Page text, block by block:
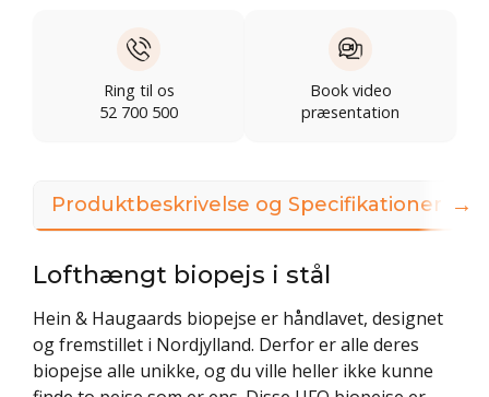
Ring til os
52 700 500
Book video
præsentation
Produktbeskrivelse og Specifikationer
Lofthængt biopejs i stål
Hein & Haugaards biopejse er håndlavet, designet
og fremstillet i Nordjylland. Derfor er alle deres
biopejse alle unikke, og du ville heller ikke kunne
→